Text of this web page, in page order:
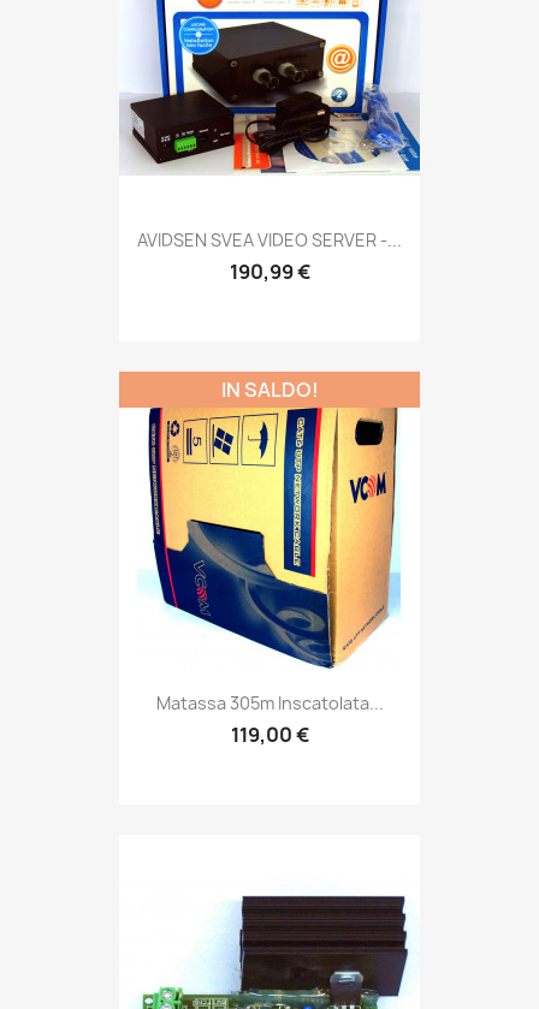
AVIDSEN SVEA VIDEO SERVER -...
190,99 €
Matassa 305m Inscatolata...
119,00 €
IN SALDO!